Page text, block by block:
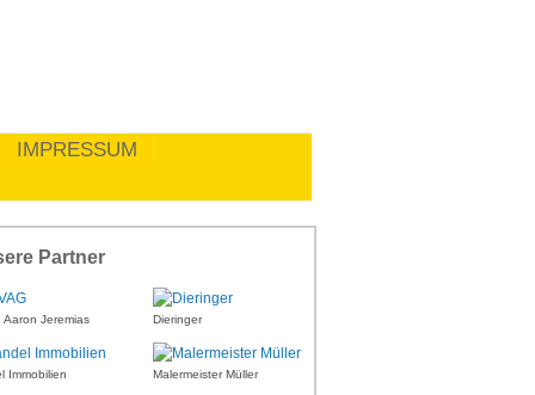
IMPRESSUM
Partner
Aaron Jeremias Dieringer
Immobilien Malermeister Müller